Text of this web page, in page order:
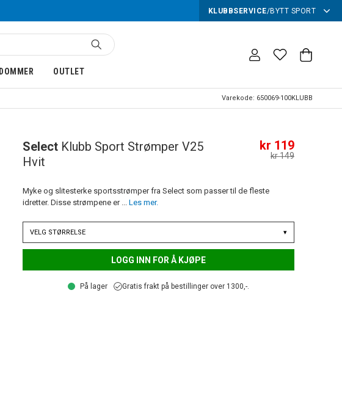
KLUBBSERVICE/BYTT SPORT
DOMMER OUTLET
Varekode: 650069-100KLUBB
Select Klubb Sport Strømper V25
Hvit
kr 119
kr 149
Myke og slitesterke sportsstrømper fra Select som passer til de fleste
idretter. Disse strømpene er ... Les mer.
VELG STØRRELSE ▾
LOGG INN FOR Å KJØPE
På lager Gratis frakt på bestillinger over 1300,-.